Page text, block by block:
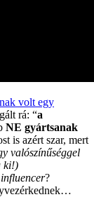
volt egy
rá: “a
NE gyártsanak
is azért szar, mert
valószínűséggel
ki!)
influencer?